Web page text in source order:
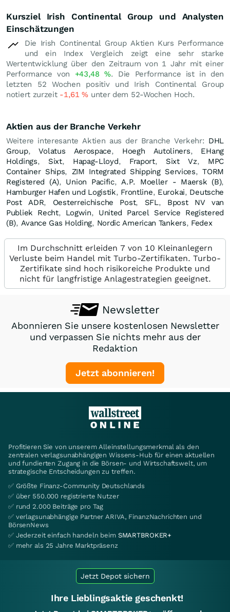
Kursziel Irish Continental Group und Analysten
Einschätzungen
Die Irish Continental Group Aktien Kurs Performance
und ein Index Vergleich zeigt eine sehr starke
Wertentwicklung über den Zeitraum von 1 Jahr mit einer
Performance von +43,48%. Die Performance ist in den
letzten 52 Wochen positiv und Irish Continental Group
notiert zurzeit -1,61% unter dem 52-Wochen Hoch.
Aktien aus der Branche Verkehr
Weitere interesante Aktien aus der Branche Verkehr: DHL
Group,Volatus Aerospace, Hoegh Autoliners, EHang
Holdings, Sixt, Hapag-Lloyd, Fraport, Sixt Vz, MPC
Container Ships, ZIM Integrated Shipping Services,TORM
Registered (A), Union Pacific,A.P. Moeller - Maersk (B),
Hamburger Hafen und Logistik, Frontline, Eurokai, Deutsche
Post ADR, Oesterreichische Post, SFL, Bpost NV van
Publiek Recht, Logwin, United Parcel Service Registered
(B), Avance Gas Holding, Nordic American Tankers, Fedex
Im Durchschnitt erleiden 7 von 10 Kleinanlegern
Verluste beim Handel mit Turbo-Zertifikaten. Turbo-
Zertifikate sind hoch risikoreiche Produkte und
nicht für langfristige Anlagestrategien geeignet.
Newsletter
Abonnieren Sie unsere kostenlosen Newsletter
und verpassen Sie nichts mehr aus der
Redaktion
Jetzt abonnieren!
Profitieren Sie von unserem Alleinstellungsmerkmal als den
zentralen verlagsunabhängigen Wissens-Hub für einen aktuellen
und fundierten Zugang in die Börsen- und Wirtschaftswelt, um
strategische Entscheidungen zu treffen.
✅ Größte Finanz-Community Deutschlands
✅ über 550.000 registrierte Nutzer
✅ rund 2.000 Beiträge pro Tag
✅ verlagsunabhängige Partner ARIVA, FinanzNachrichten und
BörsenNews
✅ Jederzeit einfach handeln beim SMARTBROKER+
✅ mehr als 25 Jahre Marktpräsenz
Jetzt Depot sichern
Ihre Lieblingsaktie geschenkt!